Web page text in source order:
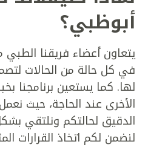
أبوظبي؟
يتعاون أعضاء فريقنا
في كل حالة من الحالات
لها. كما يستعين برنامجنا
الأخرى عند الحاجة، حيث
الدقيق لحالتكم ونلتقي
لنضمن لكم اتخاذ القرارات